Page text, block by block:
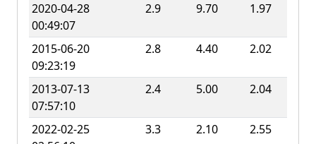
2020-04-28
00:49:07
2.9 9.70 1.97
2015-06-20
09:23:19
2.8 4.40 2.02
2013-07-13
07:57:10
2.4 5.00 2.04
2022-02-25
3.3 2.10 2.55